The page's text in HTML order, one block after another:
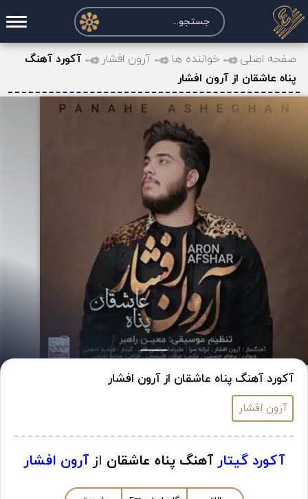
صفحه اصلی
درخواست آکورد
نت و تبلچر
تماس با ما
حساب کاربری
صفحه اصلی خواننده ها آرون افشار
آکورد آهنگ
پناه عاشقان از آرون افشار
آکورد آهنگ پناه عاشقان از آرون افشار
آرون افشار
آکورد گیتار آهنگ پناه عاشقان از آرون افشار